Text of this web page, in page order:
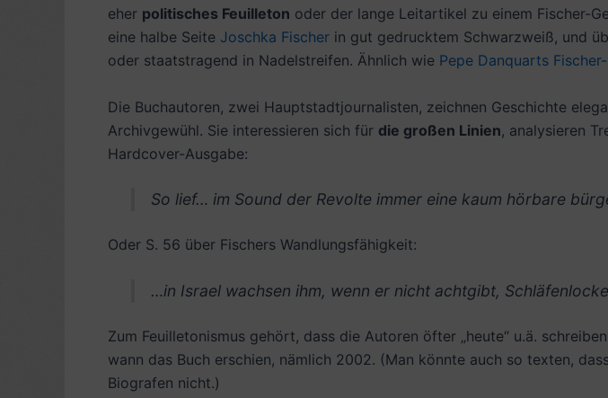
eher politisches Feuilleton oder der lange Leitartikel zu einem Fischer-
eine halbe Seite Joschka Fischer in gut gedrucktem Schwarzweiß, und
oder staatstragend in Nadelstreifen. Ähnlich wie Pepe Danquarts
Die Buchautoren, zwei Hauptstadtjournalisten, zeichnen Geschichte
Archivgewühl. Sie interessieren sich für die großen Linien, analysieren
Hardcover-Ausgabe:
So lief… im Sound der Revolte immer eine kaum hörbare
Oder S. 56 über Fischers Wandlungsfähigkeit:
…in Israel wachsen ihm, wenn er nicht achtgibt,
Zum Feuilletonismus gehört, dass die Autoren öfter „heute“ u.ä.
wann das Buch erschien, nämlich 2002. (Man könnte auch so texten,
Biografen nicht.)